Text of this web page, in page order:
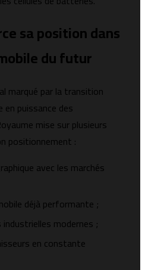
sa position dans
du futur
marqué par la transition
puissance des
mise sur plusieurs
positionnement :
avec les marchés
déjà performante ;
modernes ;
en constante